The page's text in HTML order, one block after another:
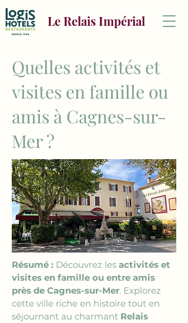
Le Relais Impérial
Quelles activités et
visites en famille ou
amis à Cagnes-sur-
Mer ?
Résumé : Découvrez les activités et
visites en famille ou entre amis
près de Cagnes-sur-Mer. Explorez
cette ville riche en histoire tout en
séjournant au charmant Relais